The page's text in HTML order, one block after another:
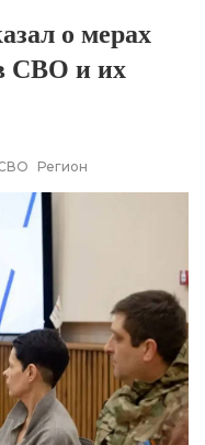
о мерах
СВО и их
Регион